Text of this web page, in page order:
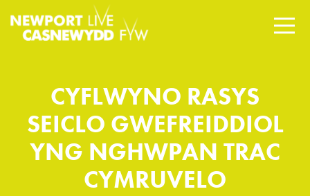
CYFLWYNO RASYS
SEICLO GWEFREIDDIOL
YNG NGHWPAN TRAC
CYMRUVELO